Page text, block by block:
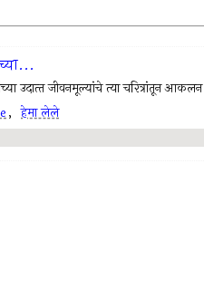
उदात्‍त जीवनमूल्यांचे त्या चरित्रांतून
, हेमा लेले